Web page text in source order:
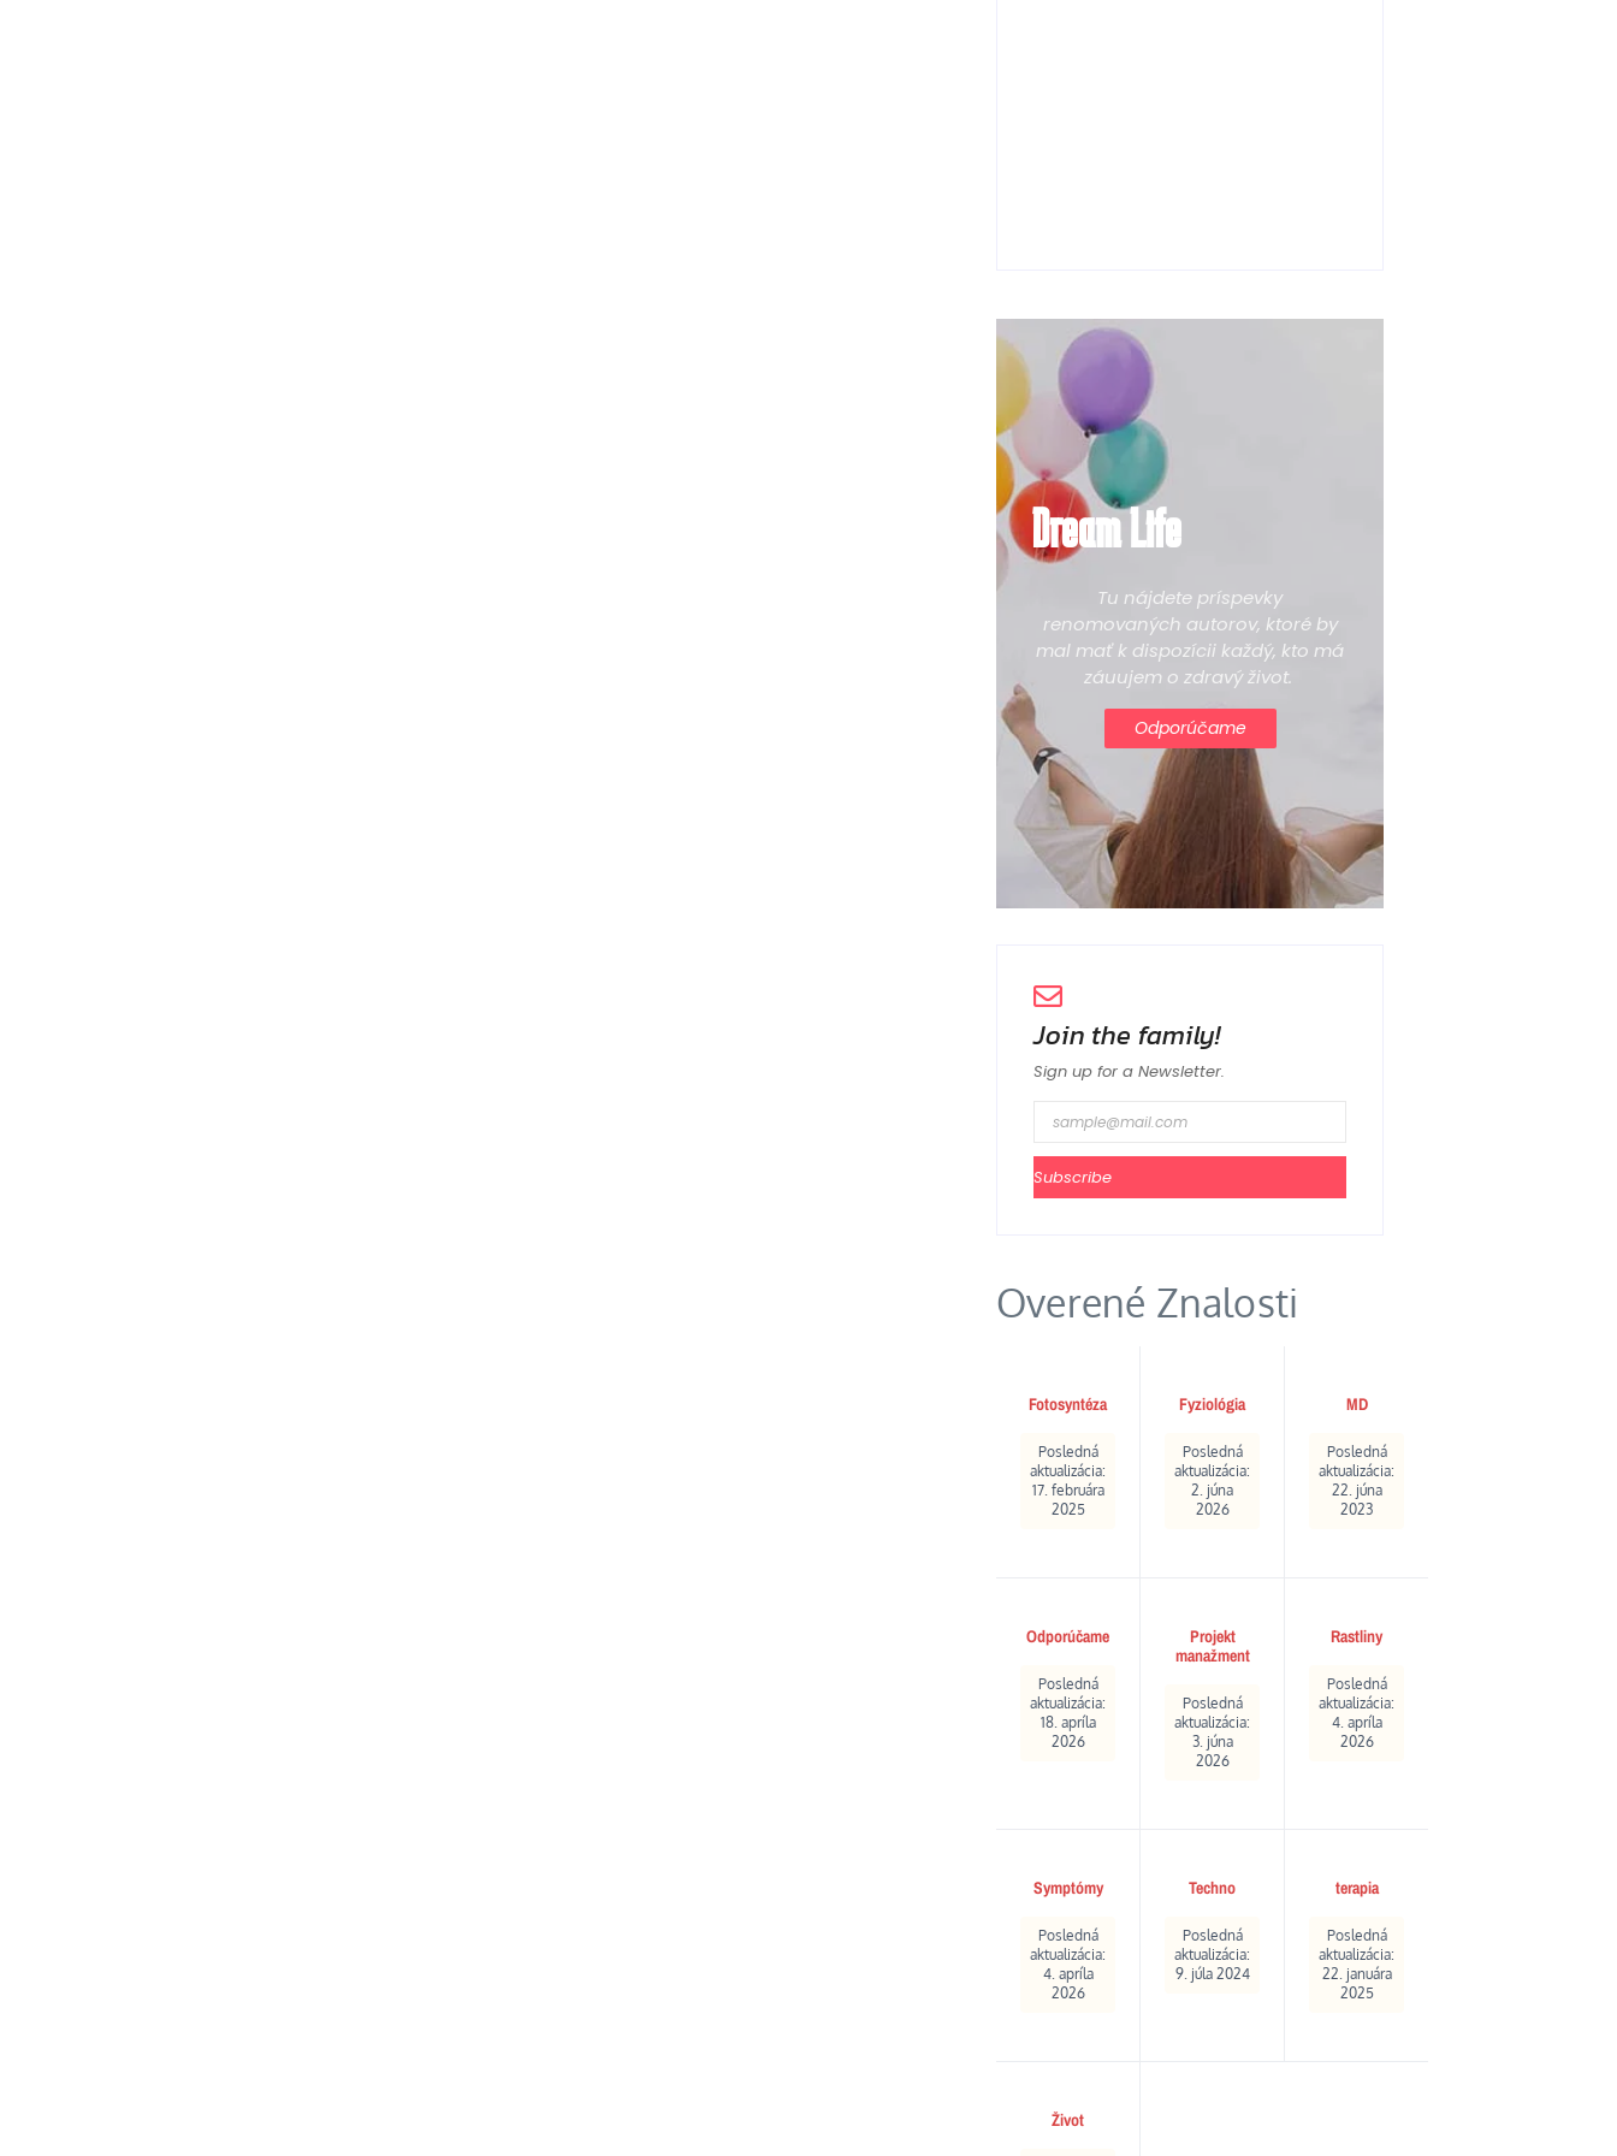
Dream Life
Tu nájdete príspevky
renomovaných autorov, ktoré by
mal mať k dispozícii každý, kto má
záuujem o zdravý život.
Odporúčame
Join the family!
Sign up for a Newsletter.
Subscribe
Overené Znalosti
Fotosyntéza
Posledná
aktualizácia:
17. februára
2025
Fyziológia
Posledná
aktualizácia:
2. júna
2026
MD
Posledná
aktualizácia:
22. júna
2023
Odporúčame
Posledná
aktualizácia:
18. apríla
2026
Projekt
manažment
Posledná
aktualizácia:
3. júna
2026
Rastliny
Posledná
aktualizácia:
4. apríla
2026
Symptómy
Posledná
aktualizácia:
4. apríla
2026
Techno
Posledná
aktualizácia:
9. júla 2024
terapia
Posledná
aktualizácia:
22. januára
2025
Život